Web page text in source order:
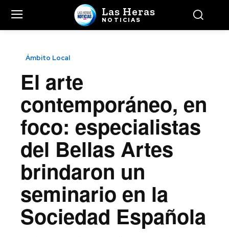
Las Heras
NOTICIAS
Ámbito Local
El arte
contemporáneo, en
foco: especialistas
del Bellas Artes
brindaron un
seminario en la
Sociedad Española